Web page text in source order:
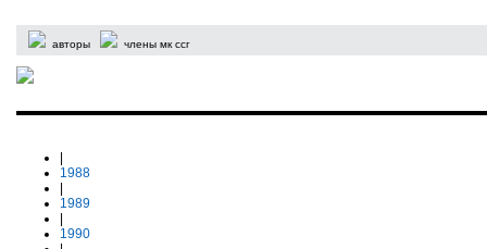
авторы члены мк ссг
1988
1989
1990